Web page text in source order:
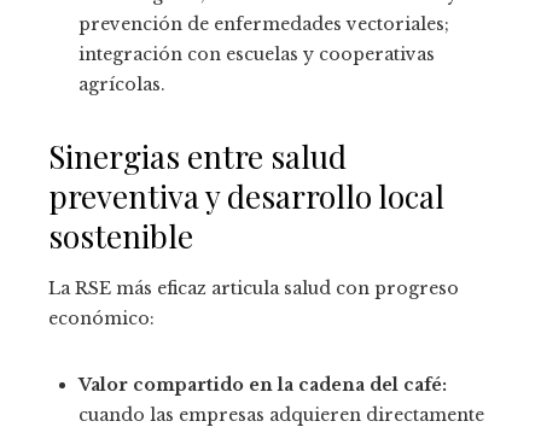
prevención de enfermedades vectoriales;
integración con escuelas y cooperativas
agrícolas.
Sinergias entre salud
preventiva y desarrollo local
sostenible
La RSE más eficaz articula salud con progreso
económico:
Valor compartido en la cadena del café:
cuando las empresas adquieren directamente